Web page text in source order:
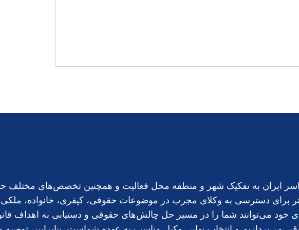
سراسر ایران به تفکیک شهر و منطقه محل فعالیت و همچنین تخصص‌های
برای دسترسی به وکلای مجرب در موضوعات حقوقی، کیفری، خانواده،
خود می‌توانند شما را در مسیر حل چالش‌های حقوقی و دستیابی به اهداف